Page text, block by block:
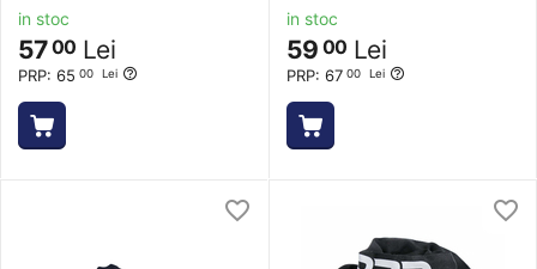
in stoc
PRP: 65 00 Lei
5700 Lei
in stoc
PRP: 67 00 Lei
59 00 Lei